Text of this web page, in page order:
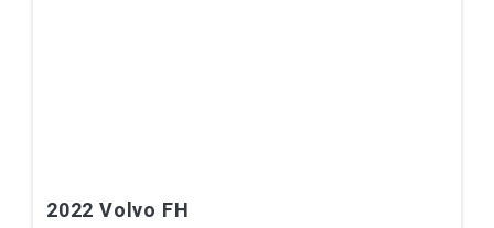
2022 Volvo FH